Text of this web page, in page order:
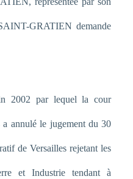
GRATIEN demande
2002 par lequel la cour
annulé le jugement du 30
de Versailles rejetant les
et Industrie tendant à